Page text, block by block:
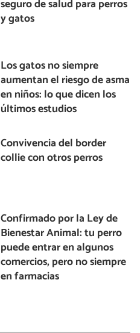
seguro de salud para perros
y gatos
Los gatos no siempre
aumentan el riesgo de asma
en niños: lo que dicen los
últimos estudios
Convivencia del border
collie con otros perros
Confirmado por la Ley de
Bienestar Animal: tu perro
puede entrar en algunos
comercios, pero no siempre
en farmacias